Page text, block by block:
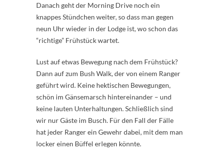
Danach geht der Morning Drive noch ein
knappes Stündchen weiter, so dass man gegen
neun Uhr wieder in der Lodge ist, wo schon das
“richtige” Frühstück wartet.
Lust auf etwas Bewegung nach dem Frühstück?
Dann auf zum Bush Walk, der von einem Ranger
geführt wird. Keine hektischen Bewegungen,
schön im Gänsemarsch hintereinander – und
keine lauten Unterhaltungen. Schließlich sind
wir nur Gäste im Busch. Für den Fall der Fälle
hat jeder Ranger ein Gewehr dabei, mit dem man
locker einen Büffel erlegen könnte.